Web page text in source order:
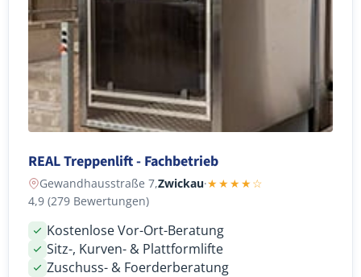
REAL Treppenlift - Fachbetrieb
Gewandhausstraße 7,Zwickau·★★★★☆
4,9 (279 Bewertungen)
Kostenlose Vor-Ort-Beratung
Sitz-, Kurven- & Plattformlifte
Zuschuss- & Foerderberatung